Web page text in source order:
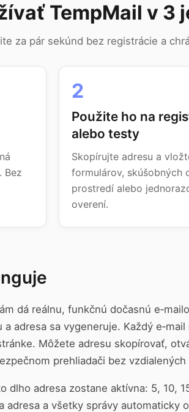
TempMail v 3
za pár sekúnd bez registrácie a
Bez
2
Použite ho na
alebo testy
Skopírujte adresu a
formulárov, skúšobných
prostredí alebo
overení.
dá reálnu, funkčnú dočasnú
adresa sa vygeneruje. Každý
Môžete adresu skopírovať,
prehliadači bez
dlho adresa zostane aktívna: 5, 10,
adresa a všetky správy automaticky